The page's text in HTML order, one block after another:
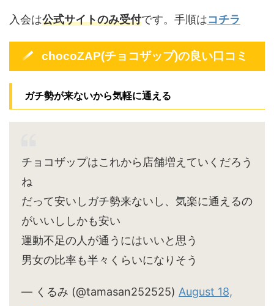
入会は公式サイトのみ受付です。手順はコチラ
chocoZAP(チョコザップ)の良い口コミ
ガチ勢が来ないから気軽に通える
チョコザップはこれから店舗増えていくだろう
ね
だって安いしガチ勢来ないし、気楽に通えるの
がいいししかも安い
運動不足の人が通うにはいいと思う
男女の比率も半々くらいになりそう
— くるみ (@tamasan252525) August 18,